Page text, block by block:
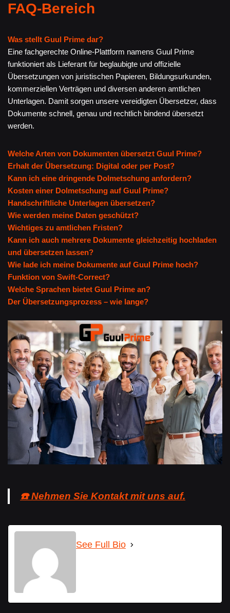
FAQ-Bereich
Was stellt Guul Prime dar?
Eine fachgerechte Online-Plattform namens Guul Prime
funktioniert als Lieferant für beglaubigte und offizielle
Übersetzungen von juristischen Papieren, Bildungsurkunden,
kommerziellen Verträgen und diversen anderen amtlichen
Unterlagen. Damit sorgen unsere vereidigten Übersetzer, dass
Dokumente schnell, genau und rechtlich bindend übersetzt
werden.
Welche Arten von Dokumenten übersetzt Guul Prime?
Erhalt der Übersetzung: Digital oder per Post?
Kann ich eine dringende Dolmetschung anfordern?
Kosten einer Dolmetschung auf Guul Prime?
Handschriftliche Unterlagen übersetzen?
Wie werden meine Daten geschützt?
Wichtiges zu amtlichen Fristen?
Kann ich auch mehrere Dokumente gleichzeitig hochladen
und übersetzen lassen?
Wie lade ich meine Dokumente auf Guul Prime hoch?
Funktion von Swift-Correct?
Welche Sprachen bietet Guul Prime an?
Der Übersetzungsprozess – wie lange?
☎️ Nehmen Sie Kontakt mit uns auf.
See Full Bio